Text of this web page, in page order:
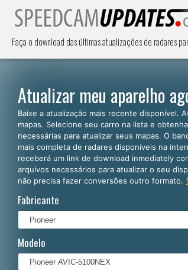
Faça o download das últimas atualizações de radares
Atualizar meu aparelho
Baixe a atualização mais recente disponível.
mapas. Selecione seu carro na lista e
necessárias para atualizar seus mapas. O
mais completa de radares disponíveis na
receberá um link de download inmediately
arquivos necessários para atualizar o seu
não precisa fazer conversões outro formato.
Fabricante
Modelo